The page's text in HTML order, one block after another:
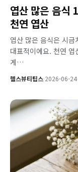
엽산 많은 음식
천연 엽산
엽산 많은 음식은 시
대표적이에요. 천연
게…
헬스뷰티팁스·2026-06-24·